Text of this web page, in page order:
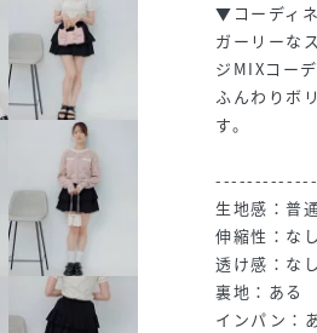
▼コーディ
ガーリーな
ジMIXコー
ふんわりボ
す。
生地感：普通
伸縮性：な
透け感：なし
裏地：ある
インパン：